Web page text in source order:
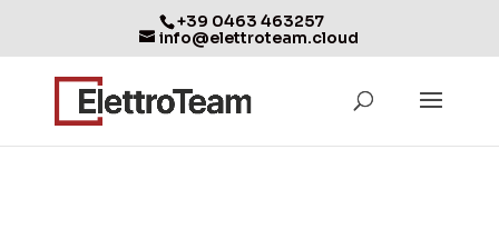
+39 0463 463257
info@elettroteam.cloud